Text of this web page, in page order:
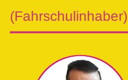
(Fahrschulinhaber)